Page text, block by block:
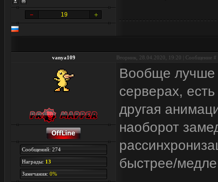
19
vanya109 Вторник, 28.04.2020, 19:20 | Сообщение #
Сообщений: 274
Награды: 13
Замечания: 0%
Вообще лучше
серверах,
другая
наоборот
быстрее/